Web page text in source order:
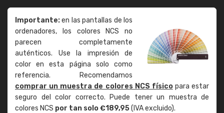
Importante:en las pantallas de los
ordenadores, los colores NCS no
parecen completamente
auténticos. Use la impresión de
color en esta página solo como
referencia. Recomendamos
comprar un muestra de colores NCS físicopara estar
seguro del color correcto. Puede tener un muestra de
colores NCS por tan solo €189,95(IVA excluido).